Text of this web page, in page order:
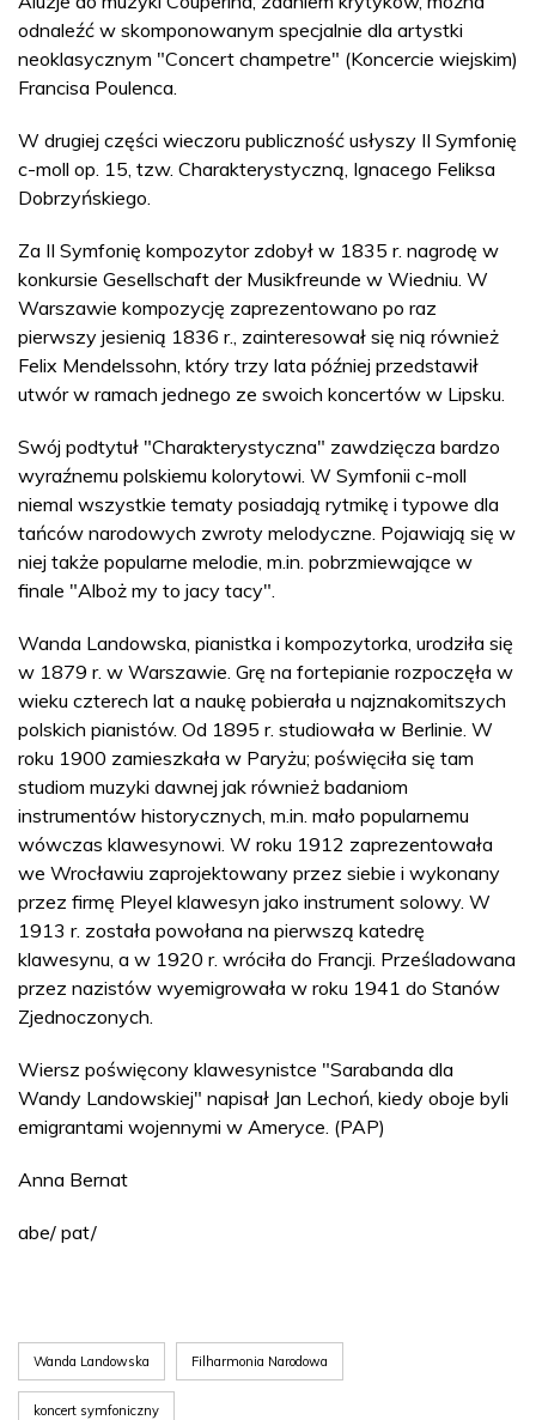
odnaleźć w skomponowanym specjalnie dla artystki
neoklasycznym "Concert champetre" (Koncercie wiejskim)
Francisa Poulenca.
W drugiej części wieczoru publiczność usłyszy II Symfonię
c-moll op. 15, tzw. Charakterystyczną, Ignacego Feliksa
Dobrzyńskiego.
Za II Symfonię kompozytor zdobył w 1835 r. nagrodę w
konkursie Gesellschaft der Musikfreunde w Wiedniu. W
Warszawie kompozycję zaprezentowano po raz
pierwszy jesienią 1836 r., zainteresował się nią również
Felix Mendelssohn, który trzy lata później przedstawił
utwór w ramach jednego ze swoich koncertów w Lipsku.
Swój podtytuł "Charakterystyczna" zawdzięcza bardzo
wyraźnemu polskiemu kolorytowi. W Symfonii c-moll
niemal wszystkie tematy posiadają rytmikę i typowe dla
tańców narodowych zwroty melodyczne. Pojawiają się w
niej także popularne melodie, m.in. pobrzmiewające w
finale "Alboż my to jacy tacy".
Wanda Landowska, pianistka i kompozytorka, urodziła się
w 1879 r. w Warszawie. Grę na fortepianie rozpoczęła w
wieku czterech lat a naukę pobierała u najznakomitszych
polskich pianistów. Od 1895 r. studiowała w Berlinie. W
roku 1900 zamieszkała w Paryżu; poświęciła się tam
studiom muzyki dawnej jak również badaniom
instrumentów historycznych, m.in. mało popularnemu
wówczas klawesynowi. W roku 1912 zaprezentowała
we Wrocławiu zaprojektowany przez siebie i wykonany
przez firmę Pleyel klawesyn jako instrument solowy. W
1913 r. została powołana na pierwszą katedrę
klawesynu, a w 1920 r. wróciła do Francji. Prześladowana
przez nazistów wyemigrowała w roku 1941 do Stanów
Zjednoczonych.
Wiersz poświęcony klawesynistce "Sarabanda dla
Wandy Landowskiej" napisał Jan Lechoń, kiedy oboje byli
emigrantami wojennymi w Ameryce. (PAP)
Anna Bernat
abe/ pat/
Wanda Landowska Filharmonia Narodowa
koncert symfoniczny